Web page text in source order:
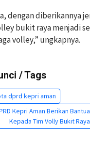
dengan diberikannya
bukit raya menjadi
volley,” ungkapnya.
/ Tags
dprd kepri aman
Kepri Aman Berikan
Kepada Tim Volly Bukit Raya